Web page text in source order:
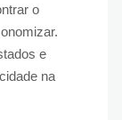
o
e
na